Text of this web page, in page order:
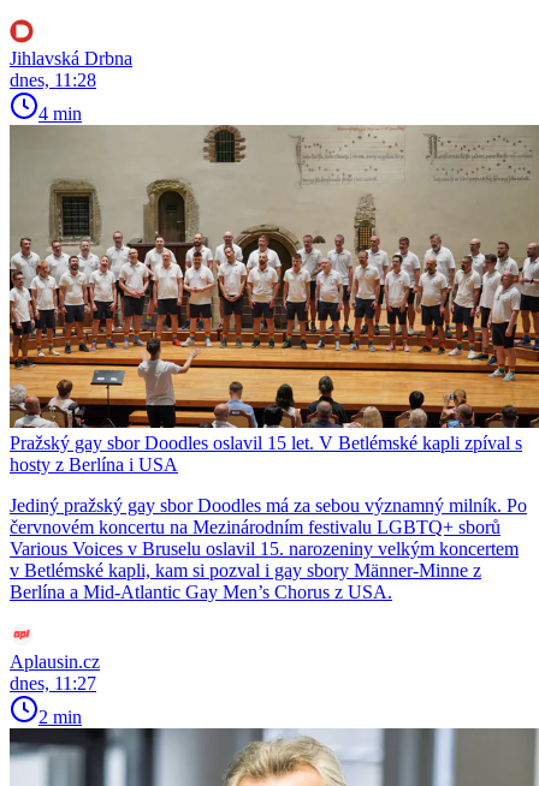
Jihlavská Drbna
dnes, 11:28
4 min
Pražský gay sbor Doodles oslavil 15 let. V Betlémské kapli zpíval s
hosty z Berlína i USA
Jediný pražský gay sbor Doodles má za sebou významný milník. Po
červnovém koncertu na Mezinárodním festivalu LGBTQ+ sborů
Various Voices v Bruselu oslavil 15. narozeniny velkým koncertem
v Betlémské kapli, kam si pozval i gay sbory Männer-Minne z
Berlína a Mid-Atlantic Gay Men’s Chorus z USA.
Aplausin.cz
dnes, 11:27
2 min